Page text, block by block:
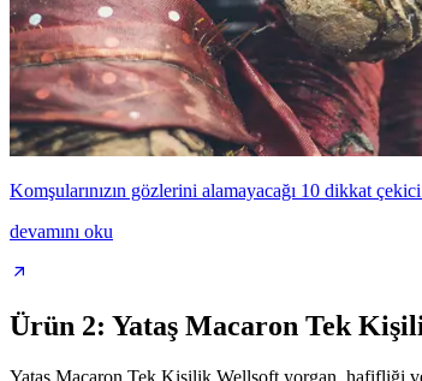
Komşularınızın gözlerini alamayacağı 10 dikkat
devamını oku
Ürün 2: Yataş Macaron Tek